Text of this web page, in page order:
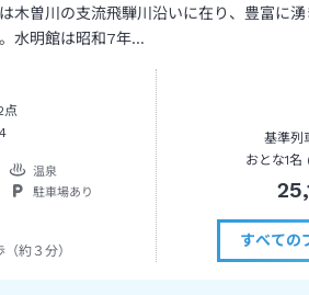
木曽川の支流飛騨川沿いに在り、豊富に
水明館は昭和7年…
点
温泉
駐車場あり
約３分）
基準列
おとな1名
すべての